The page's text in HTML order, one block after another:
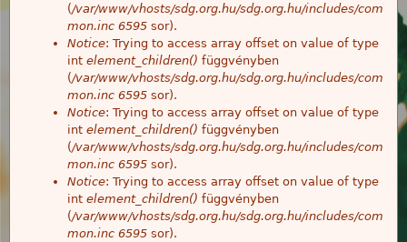
(/var/www/vhosts/sdg.org.hu/sdg.org.hu/includes/com
mon.inc 6595 sor).
Notice: Trying to access array offset on value of type
int element_children() függvényben
(/var/www/vhosts/sdg.org.hu/sdg.org.hu/includes/com
mon.inc 6595 sor).
Notice: Trying to access array offset on value of type
int element_children() függvényben
(/var/www/vhosts/sdg.org.hu/sdg.org.hu/includes/com
mon.inc 6595 sor).
Notice: Trying to access array offset on value of type
int element_children() függvényben
(/var/www/vhosts/sdg.org.hu/sdg.org.hu/includes/com
mon.inc 6595 sor).